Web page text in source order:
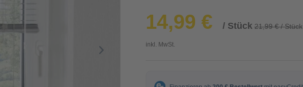
14,99 € / Stück 21,99 € / Stück
inkl. MwSt.